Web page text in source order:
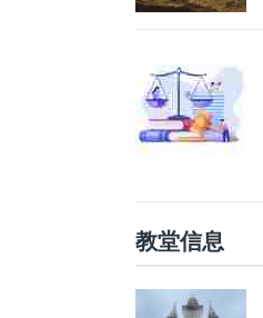
教堂信息